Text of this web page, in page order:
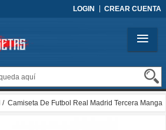
LOGIN CREAR CUENTA
/ Camiseta De Futbol Real Madrid Tercera Manga